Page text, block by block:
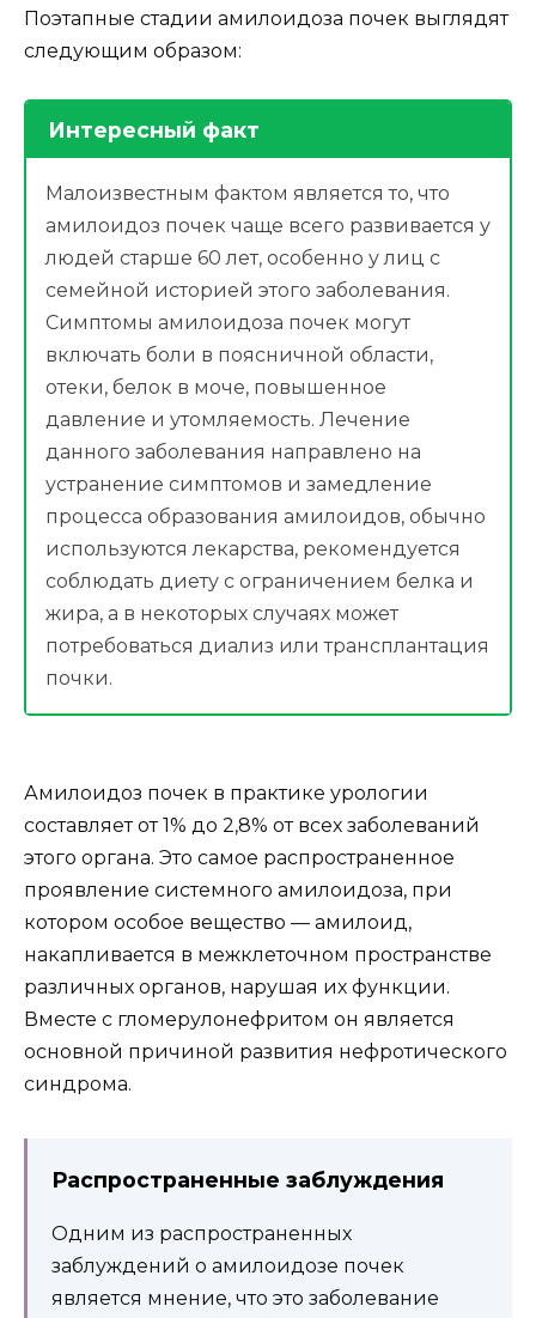
Поэтапные стадии амилоидоза почек выглядят
следующим образом:
Интересный факт
Малоизвестным фактом является то, что
амилоидоз почек чаще всего развивается у
людей старше 60 лет, особенно у лиц с
семейной историей этого заболевания.
Симптомы амилоидоза почек могут
включать боли в поясничной области,
отеки, белок в моче, повышенное
давление и утомляемость. Лечение
данного заболевания направлено на
устранение симптомов и замедление
процесса образования амилоидов, обычно
используются лекарства, рекомендуется
соблюдать диету с ограничением белка и
жира, а в некоторых случаях может
потребоваться диализ или трансплантация
почки.
Амилоидоз почек в практике урологии
составляет от 1% до 2,8% от всех заболеваний
этого органа. Это самое распространенное
проявление системного амилоидоза, при
котором особое вещество — амилоид,
накапливается в межклеточном пространстве
различных органов, нарушая их функции.
Вместе с гломерулонефритом он является
основной причиной развития нефротического
синдрома.
Распространенные заблуждения
Одним из распространенных
заблуждений о амилоидозе почек
является мнение, что это заболевание